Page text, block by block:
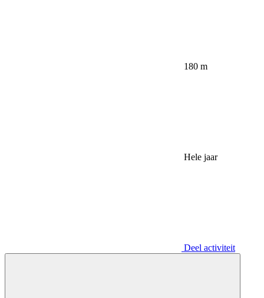
180 m
Hele jaar
Deel activiteit